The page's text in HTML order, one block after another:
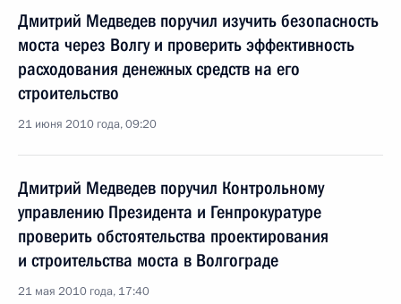
Дмитрий Медведев поручил изучить безопасность
моста через Волгу и проверить эффективность
расходования денежных средств на его
строительство
21 июня 2010 года, 09:20
Дмитрий Медведев поручил Контрольному
управлению Президента и Генпрокуратуре
проверить обстоятельства проектирования
и строительства моста в Волгограде
21 мая 2010 года, 17:40